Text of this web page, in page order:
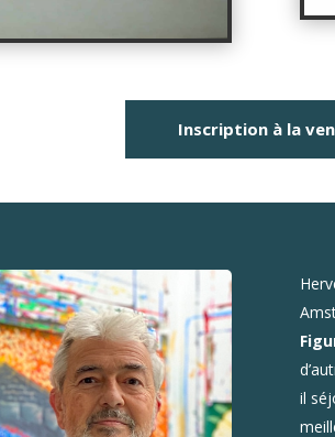
Inscription à la
il